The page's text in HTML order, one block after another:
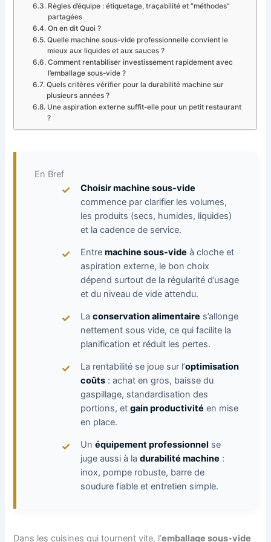
Règles d’équipe : étiquetage, traçabilité et “méthodes”
partagées
On en dit Quoi ?
Quelle machine sous-vide professionnelle convient le
mieux aux liquides et aux sauces ?
Comment rentabiliser investissement rapidement avec
l’emballage sous-vide ?
Quels critères vérifier pour la durabilité machine sur
plusieurs années ?
Une aspiration externe suffit-elle pour un petit restaurant
?
En Bref
Choisir machine sous-vide
commence par clarifier les volumes,
les produits (secs, humides, liquides)
et la cadence de service.
Entremachine sous-vide à cloche et
aspiration externe, le bon choix
dépend surtout de la régularité d’usage
et du niveau de vide attendu.
Laconservation alimentaire s’allonge
nettement sous vide, ce qui facilite la
planification et réduit les pertes.
La rentabilité se joue sur l’optimisation
coûts : achat en gros, baisse du
gaspillage, standardisation des
portions, etgain productivité en mise
en place.
Unéquipement professionnel se
juge aussi à ladurabilité machine :
inox, pompe robuste, barre de
soudure fiable et entretien simple.
Dans les cuisines qui tournent vite, l’emballage sous-vide